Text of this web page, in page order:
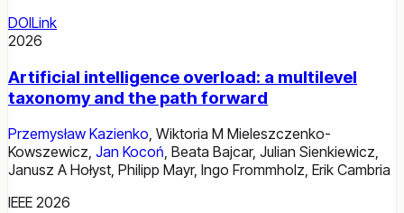
DOILink
2026
Artificial intelligence overload: a multilevel
taxonomy and the path forward
Przemysław Kazienko, Wiktoria M Mieleszczenko-
Kowszewicz, Jan Kocoń, Beata Bajcar, Julian Sienkiewicz,
Janusz A Hołyst, Philipp Mayr, Ingo Frommholz, Erik Cambria
IEEE 2026